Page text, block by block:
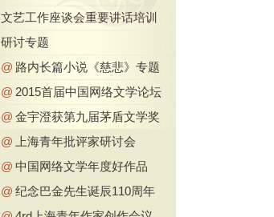
文艺工作座谈会重要讲话培训
研讨专题
@ 路内长篇小说《慈悲》专题
@ 2015首届中国网络文学论坛
@ 金宇澄获第九届茅盾文学奖
@
上海青年批评家研讨会
@ 中国网络文学年度好作品
@ 纪念巴金先生诞辰110周年